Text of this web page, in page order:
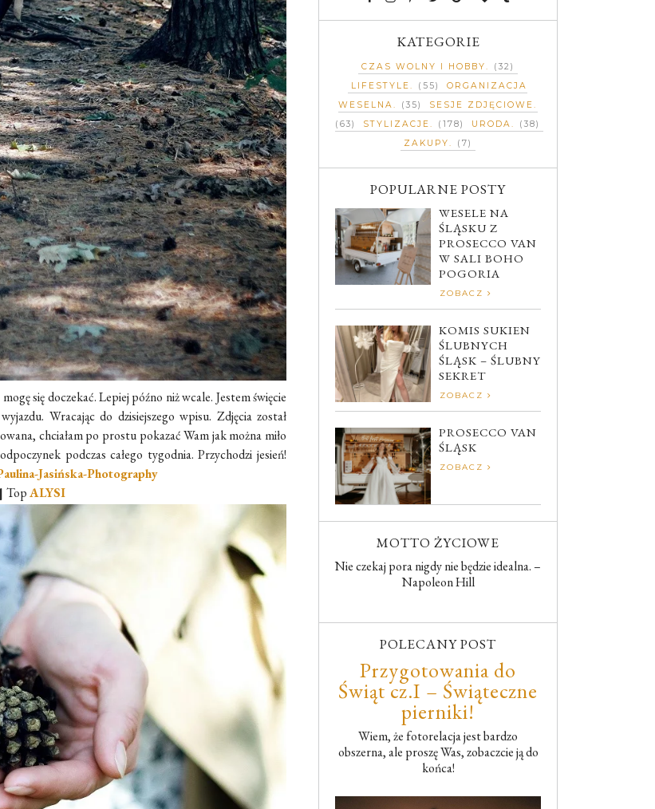
się doczekać. Lepiej późno niż wcale. Jestem święcie
Wracając do dzisiejszego wpisu. Zdjęcia został
chciałam po prostu pokazać Wam jak można miło
podczas całego tygodnia. Przychodzi jesień!
Jasińska-Photography
| TopALYSI
KATEGORIE
CZAS WOLNY I HOBBY
(32)
LIFESTYLE
(55)
ORGANIZACJA
WESELNA
(35)
SESJE ZDJĘCIOWE
(63)
STYLIZACJE (178) URODA
(38)
ZAKUPY
(7)
POPULARNE POSTY
WESELE NA
ŚLĄSKU Z
PROSECCO VAN
W SALI BOHO
POGORIA
ZOBACZ
KOMIS SUKIEN
ŚLUBNYCH
ŚLĄSK – ŚLUBNY
SEKRET
ZOBACZ
PROSECCO VAN
ŚLĄSK
ZOBACZ
MOTTO ŻYCIOWE
Nie czekaj pora nigdy nie będzie idealna. –
Napoleon Hill
POLECANY POST
Przygotowania do
Świąt cz.I – Świąteczne
pierniki!
Wiem, że fotorelacja jest bardzo
obszerna, ale proszę Was, zobaczcie ją do
końca!